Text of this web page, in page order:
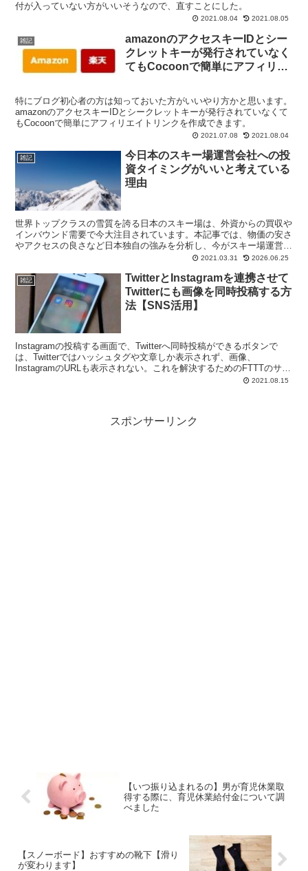
付が入っていない方がいいそうなので、直すことにした。
2021.08.04 2021.08.05
雑記
amazonのアクセスキーIDとシー
クレットキーが発行されていなく
てもCocoonで簡単にアフィリエ
特にブログ初心者の方は知っておいた方がいいやり方かと思います。
amazonのアクセスキーIDとシークレットキーが発行されていなくて
もCocoonで簡単にアフィリエイトリンクを作成できます。
2021.07.08 2021.08.04
雑記
今日本のスキー場運営会社への投
資タイミングがいいと考えている
理由
世界トップクラスの雪質を誇る日本のスキー場は、外資からの買収や
インバウンド需要で今大注目されています。本記事では、物価の安さ
やアクセスの良さなど日本独自の強みを分析し、今がスキー場運営会
社への投資チャンスである理由を詳しく解説します。
2021.03.31 2026.06.25
雑記
TwitterとInstagramを連携させて
Twitterにも画像を同時投稿する方
法【SNS活用】
Instagramの投稿する画面で、Twitterへ同時投稿ができるボタンで
は、Twitterではハッシュタグや文章しか表示されず、画像、
InstagramのURLも表示されない。これを解決するためのFTTTのサー
2021.08.15
スポンサーリンク
【いつ振り込まれるの】男が育児休業取
得する際に、育児休業給付金について調
べました
【スノーボード】おすすめの靴下【滑り
が変わります】